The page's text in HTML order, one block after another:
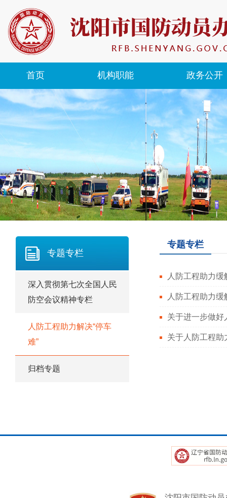
首页 机构职能 政务公开
专题专栏
深入贯彻第七次全国人民
防空会议精神专栏
人防工程助力解决“停车
难”
归档专题
专题专栏
人防工程助力
人防工程助力
关于进一步做好
关于人防工程助